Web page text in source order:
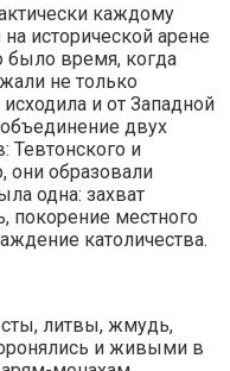
каждому
исторической арене
было время, когда
не только
и от Западной
двух
Тевтонского и
образовали
одна: захват
покорение местного
католичества.
литвы, жмудь,
и живыми в